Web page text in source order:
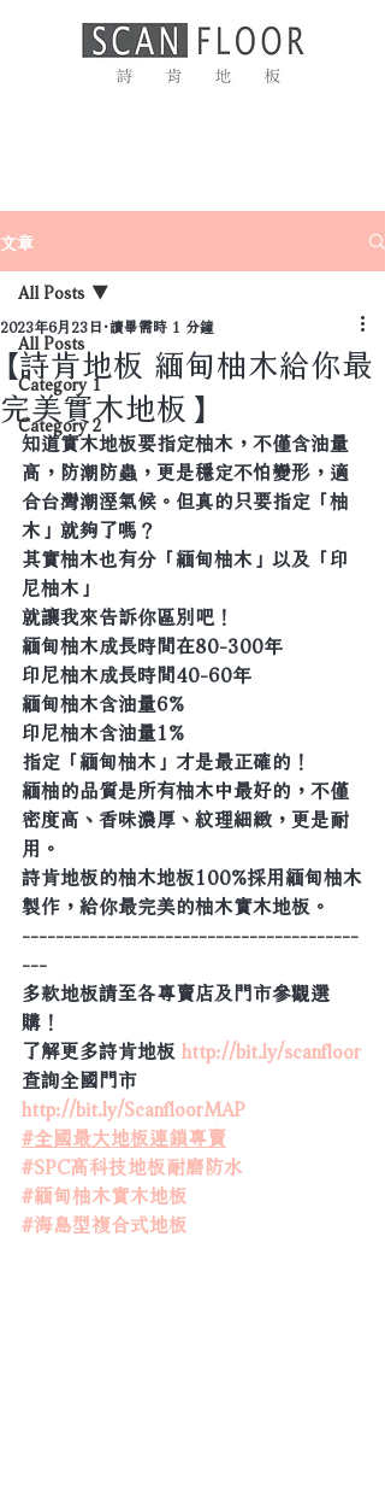
文章
All Posts
Category 1
Category 2
All Posts
【詩肯地板 緬甸柚木給你最
完美實木地板】
2023年6月23日 讀畢需時 1 分鐘
知道實木地板要指定柚木，不僅含油量
高，防潮防蟲，更是穩定不怕變形，適
合台灣潮溼氣候。但真的只要指定「柚
木」就夠了嗎？
其實柚木也有分「緬甸柚木」以及「印
尼柚木」
就讓我來告訴你區別吧！
緬甸柚木成長時間在80-300年
印尼柚木成長時間40-60年
緬甸柚木含油量6%
印尼柚木含油量1%
指定「緬甸柚木」才是最正確的！
緬柚的品質是所有柚木中最好的，不僅
密度高、香味濃厚、紋理細緻，更是耐
用。
詩肯地板的柚木地板100%採用緬甸柚木
製作，給你最完美的柚木實木地板。
----------------------------------------
---
多款地板請至各專賣店及門市參觀選
購！
了解更多詩肯地板 http://bit.ly/scanfloor
查詢全國門市
http://bit.ly/ScanfloorMAP
#全國最大地板連鎖專賣
#SPC高科技地板耐磨防水
#緬甸柚木實木地板
#海島型複合式地板